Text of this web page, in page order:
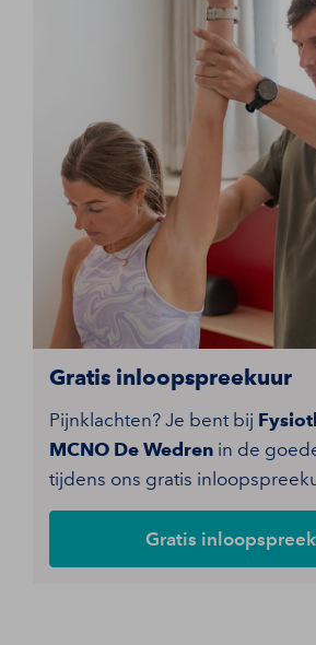
Gratis inloopspreekuur
Pijnklachten? Je bent bij
MCNO De Wedren in de
tijdens ons gratis
Gratis